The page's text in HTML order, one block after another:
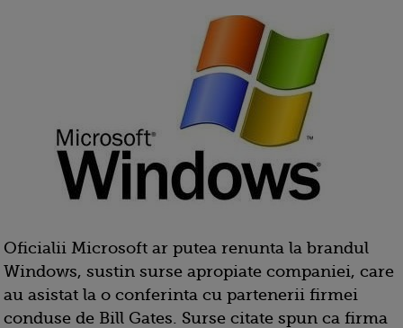
Oficialii Microsoft ar putea renunta la brandul
Windows, sustin surse apropiate companiei, care
au asistat la o conferinta cu partenerii firmei
conduse de Bill Gates. Surse citate spun ca firma